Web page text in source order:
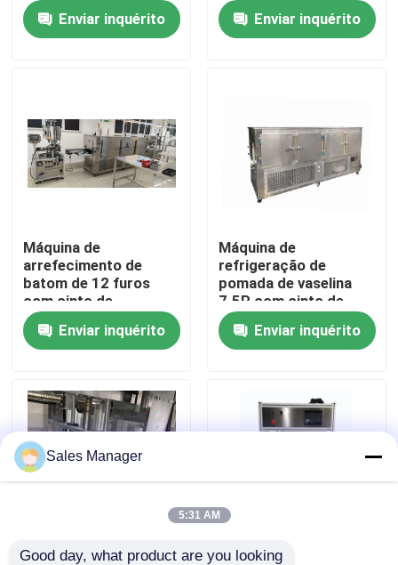
Vídeos
Fábrica
Controle de Qualidade
Pedir um orçamento
Linha de produção de batons
Máquina de enchimento de mascara
Enviar inquérito
Enviar inquérito
Máquina de
arrefecimento de
batom de 12 furos
com cinto de
conversão de 3
metrosEnviar inquérito
Máquina de
refrigeração de
pomada de vaselina
7.5P com cinto de
conversão de 3
metrosEnviar inquérito
Máquina automática Máquina automática
Sales Manager
5:31 AM
Good day, what product are you looking